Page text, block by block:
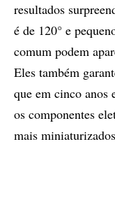
resultados
é de 120° e
comum podem
Eles também
que em cinco anos
os componentes
mais